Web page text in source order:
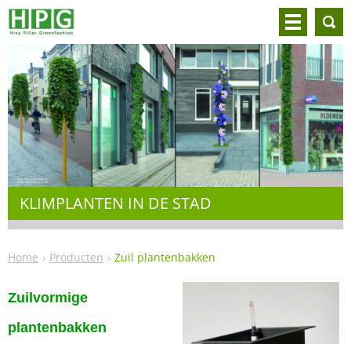
KLIMPLANTEN IN DE STAD
Home Producten Zuil plantenbakken
Zuilvormige
plantenbakken